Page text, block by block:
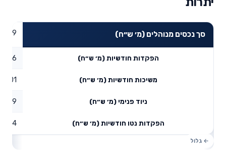
סך נכסים מנוהלים (מ׳ ש״ח) 6.39
הפקדות חודשיות (מ׳ ש״ח) 0.06
משיכות חודשיות (מ׳ ש״ח) 0.01
ניוד פנימי (מ׳ ש״ח) 0.29
הפקדות נטו חודשיות (מ׳ ש״ח) 0.34